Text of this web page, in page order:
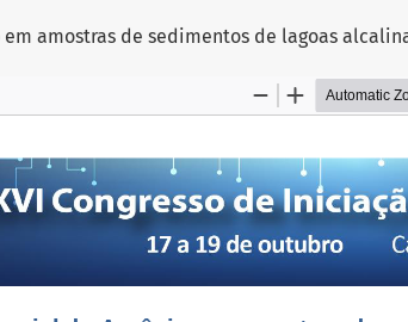
amostras de sedimentos de lagoas